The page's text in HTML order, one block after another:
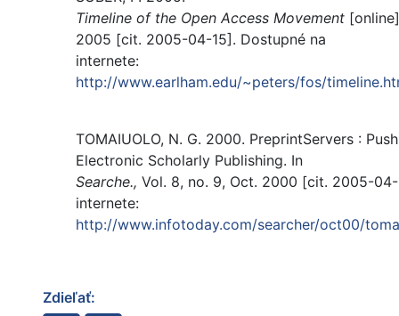
Timeline of the Open Access Movement
2005 [cit. 2005-04-15]. Dostupné na
internete:
http://www.earlham.edu/~peters/fos/
TOMAIUOLO, N. G. 2000. PreprintServers :
Electronic Scholarly Publishing. In
Searche., Vol. 8, no. 9, Oct. 2000 [cit. 2005-
internete:
http://www.infotoday.com/searcher/oct00/
Zdieľať: